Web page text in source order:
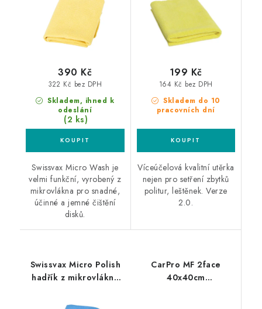
Skladem, ihned k
odeslání
(2 ks)
322 Kč bez DPH
390 Kč
Swissvax Micro Wash je
velmi funkční, vyrobený z
mikrovlákna pro snadné,
účinné a jemné čištění
disků.
Skladem do 10
pracovních dní
164 Kč bez DPH
199 Kč
Víceúčelová kvalitní utěrka
nejen pro setření zbytků
politur, leštěnek. Verze
2.0.
Swissvax Micro Polish
hadřík z mikrovlákna
CarPro MF 2face
40x40cm